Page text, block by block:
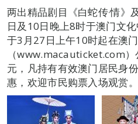
两出精品剧目《白蛇传‧情》
日及10日晚上8时于澳门文
于3月27日上午10时起在澳
（www.macauticket.com
元，凡持有有效澳门居民身
惠，欢迎市民购票入场观赏。